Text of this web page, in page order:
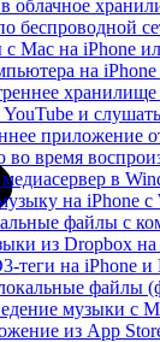
облачное
беспроводной
Mac на iPhone
на
YouTube и
приложение
во время
в
на iPhone
файлы с
из Dropbox
теги на iPhone и
файлы
музыки с
из App